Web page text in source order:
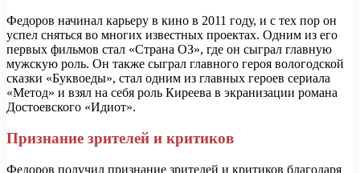
Федоров начинал карьеру в кино в 2011 году, и с тех пор он
успел сняться во многих известных проектах. Одним из его
первых фильмов стал «Страна ОЗ», где он сыграл главную
мужскую роль. Он также сыграл главного героя вологодской
сказки «Буквоеды», стал одним из главных героев сериала
«Метод» и взял на себя роль Киреева в экранизации романа
Достоевского «Идиот».
Признание зрителей и критиков
Федоров получил признание зрителей и критиков благодаря